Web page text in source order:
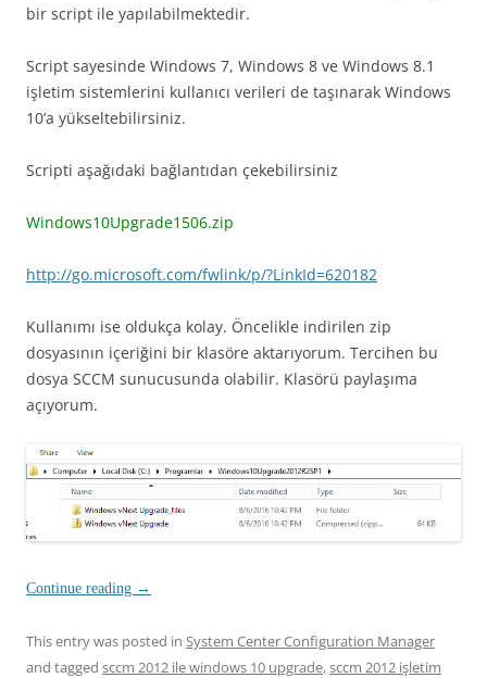
bir script ile yapılabilmektedir.
Script sayesinde Windows 7, Windows 8 ve Windows 8.1
işletim sistemlerini kullanıcı verileri de taşınarak Windows
10’a yükseltebilirsiniz.
Scripti aşağıdaki bağlantıdan çekebilirsiniz
Windows10Upgrade1506.zip
http://go.microsoft.com/fwlink/p/?LinkId=620182
Kullanımı ise oldukça kolay. Öncelikle indirilen zip
dosyasının içeriğini bir klasöre aktarıyorum. Tercihen bu
dosya SCCM sunucusunda olabilir. Klasörü paylaşıma
açıyorum.
Continue reading →
This entry was posted in System Center Configuration Manager
and tagged sccm 2012 ile windows 10 upgrade,sccm 2012 işletim